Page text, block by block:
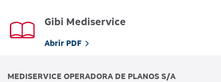
Gibi Mediservice
Abrir PDF
MEDISERVICE OPERADORA DE PLANOS S/A